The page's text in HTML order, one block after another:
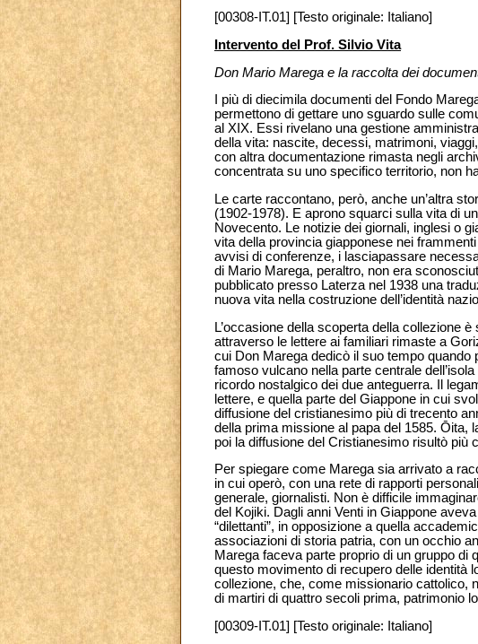
[00308-IT.01] [Testo originale: Italiano]
Intervento del Prof. Silvio Vita
Don Mario Marega e la raccolta dei
I più di diecimila documenti del Fondo
permettono di gettare uno sguardo sulle
al XIX. Essi rivelano una gestione
della vita: nascite, decessi, matrimoni,
con altra documentazione rimasta negli
concentrata su uno specifico territorio, non
Le carte raccontano, però, anche un’altra
(1902-1978). E aprono squarci sulla vita di
Novecento. Le notizie dei giornali, inglesi o
vita della provincia giapponese nei
avvisi di conferenze, i lasciapassare
di Mario Marega, peraltro, non era
pubblicato presso Laterza nel 1938 una
nuova vita nella costruzione dell’identità
L’occasione della scoperta della collezione
attraverso le lettere ai familiari rimaste a
cui Don Marega dedicò il suo tempo
famoso vulcano nella parte centrale
ricordo nostalgico dei due anteguerra. Il
lettere, e quella parte del Giappone in cui
diffusione del cristianesimo più di trecento
della prima missione al papa del 1585. Ōita,
poi la diffusione del Cristianesimo risultò più
Per spiegare come Marega sia arrivato a
in cui operò, con una rete di rapporti
generale, giornalisti. Non è difficile
del Kojiki. Dagli anni Venti in Giappone
“dilettanti”, in opposizione a quella
associazioni di storia patria, con un occhio
Marega faceva parte proprio di un gruppo
questo movimento di recupero delle identità
collezione, che, come missionario cattolico,
di martiri di quattro secoli prima, patrimonio
[00309-IT.01] [Testo originale: Italiano]